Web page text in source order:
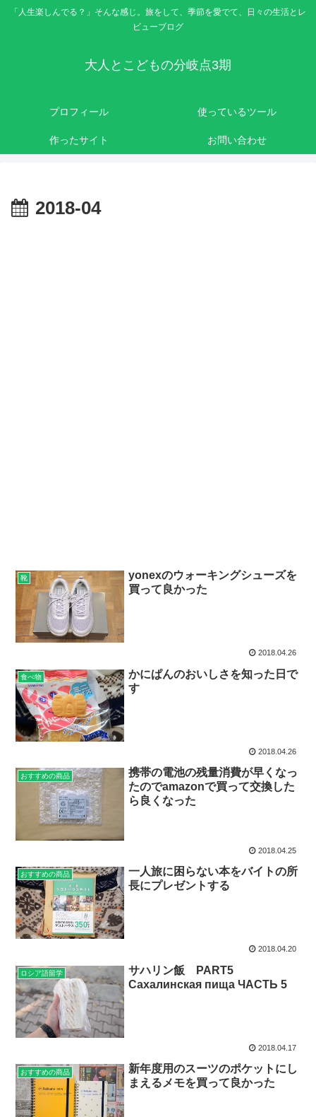
「人生楽しんでる？」そんな感じ。旅をして、季節を愛でて、日々の生活とレ
ビューブログ
大人とこどもの分岐点3期
プロフィール 使っているツール
作ったサイト お問い合わせ
2018-04
靴
yonexのウォーキングシューズを
買って良かった
2018.04.26
食べ物
かにぱんのおいしさを知った日で
す
2018.04.26
おすすめの商品
携帯の電池の残量消費が早くなっ
たのでamazonで買って交換した
ら良くなった
2018.04.25
おすすめの商品
一人旅に困らない本をバイトの所
長にプレゼントする
2018.04.20
ロシア語留学
サハリン飯 PART5
Сахалинская пища ЧАСТЬ 5
2018.04.17
おすすめの商品
新年度用のスーツのポケットにし
まえるメモを買って良かった